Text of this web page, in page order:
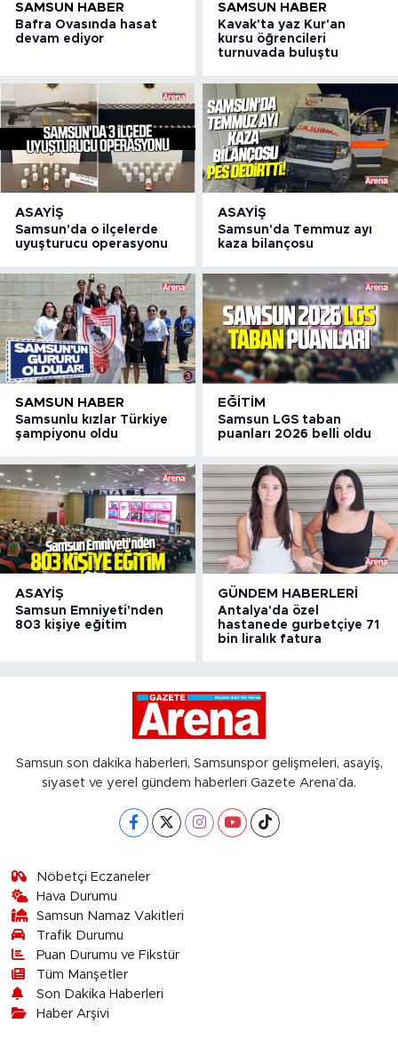
SAMSUN HABER
Bafra Ovasında hasat
devam ediyor
SAMSUN HABER
Kavak'ta yaz Kur'an
kursu öğrencileri
turnuvada buluştu
ASAYIŞ
Samsun'da o ilçelerde
uyuşturucu operasyonu
ASAYIŞ
Samsun'da Temmuz ayı
kaza bilançosu
SAMSUN HABER
Samsunlu kızlar Türkiye
şampiyonu oldu
EĞITIM
Samsun LGS taban
puanları 2026 belli oldu
ASAYIŞ
Samsun Emniyeti'nden
803 kişiye eğitim
GÜNDEM HABERLERI
Antalya'da özel
hastanede gurbetçiye 71
bin liralık fatura
Samsun son dakika haberleri, Samsunspor gelişmeleri, asayiş,
siyaset ve yerel gündem haberleri Gazete Arena’da.
Nöbetçi Eczaneler
Hava Durumu
Samsun Namaz Vakitleri
Trafik Durumu
Puan Durumu ve Fikstür
Tüm Manşetler
Son Dakika Haberleri
Haber Arşivi